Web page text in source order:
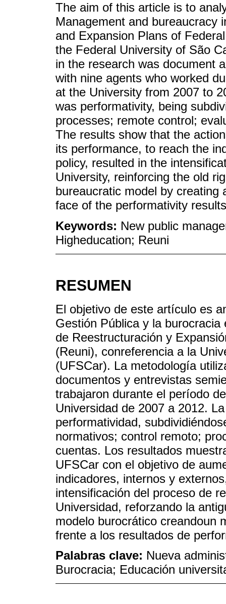
The aim of this article is to
Management and bureaucracy
and Expansion Plans of
the Federal University of São
in the research was document
with nine agents who worked
at the University from 2007 to
was performativity, being
processes; remote control;
The results show that the
its performance, to reach the
policy, resulted in the
University, reinforcing the old
bureaucratic model by creating
face of the performativity
Keywords: New public
Higheducation; Reuni
RESUMEN
El objetivo de este artículo es
Gestión Pública y la
de Reestructuración y
(Reuni), conreferencia a la
(UFSCar). La metodología
documentos y entrevistas
trabajaron durante el período
Universidad de 2007 a 2012.
performatividad,
normativos; control remoto;
cuentas. Los resultados
UFSCar con el objetivo de
indicadores, internos y
intensificación del proceso de
Universidad, reforzando la
modelo burocrático creandoun
frente a los resultados de
Palabras clave: Nueva
Burocracia; Educación